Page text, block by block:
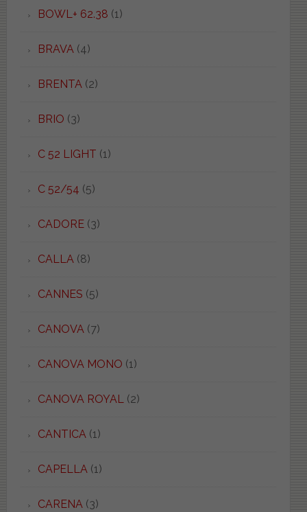
BOWL+ 62.38 (1)
BRAVA(4)
BRENTA(2)
BRIO (3)
C 52 LIGHT (1)
C 52/54 (5)
CADORE(3)
CALLA(8)
CANNES (5)
CANOVA(7)
CANOVA MONO (1)
CANOVA ROYAL(2)
CANTICA(1)
CAPELLA(1)
CARENA(3)